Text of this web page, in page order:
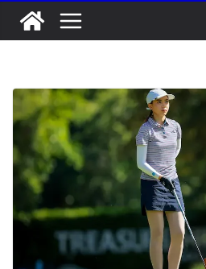
Dr.TATTOF ประก
แนวคิด “LASER”
เคลื่อน มาตรฐานให
เดียว ลดบิดเบือนตล
ประสิทธิภาพจัดเก็บร